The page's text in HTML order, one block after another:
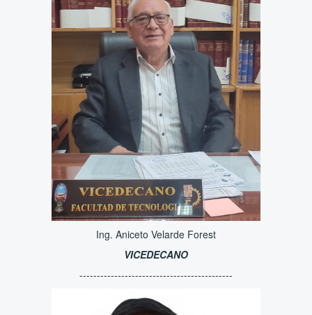
Ing. Aniceto Velarde Forest
VICEDECANO
--------------------------------------------